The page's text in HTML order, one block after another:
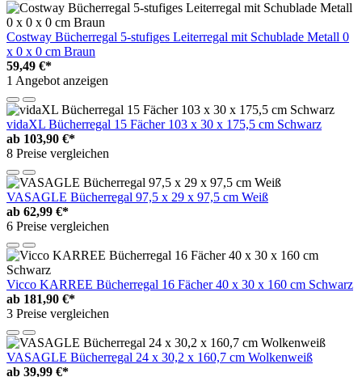
Costway Bücherregal 5-stufiges Leiterregal mit Schublade Metall 0
x 0 x 0 cm Braun
59,49 €*
1 Angebot anzeigen
vidaXL Bücherregal 15 Fächer 103 x 30 x 175,5 cm Schwarz
ab 103,90 €*
8 Preise vergleichen
VASAGLE Bücherregal 97,5 x 29 x 97,5 cm Weiß
ab 62,99 €*
6 Preise vergleichen
Vicco KARREE Bücherregal 16 Fächer 40 x 30 x 160 cm Schwarz
ab 181,90 €*
3 Preise vergleichen
VASAGLE Bücherregal 24 x 30,2 x 160,7 cm Wolkenweiß
ab 39,99 €*